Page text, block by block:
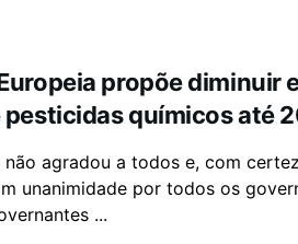
propõe diminuir
pesticidas químicos até
não agradou a todos e, com
unanimidade por todos os
...